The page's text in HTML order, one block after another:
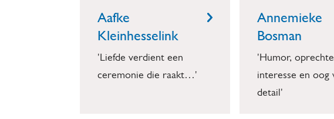
Aafke
Kleinhesselink
'Liefde verdient een
ceremonie die raakt…'
Annemieke
Bosman
'Humor, oprechte
interesse en oog
detail'